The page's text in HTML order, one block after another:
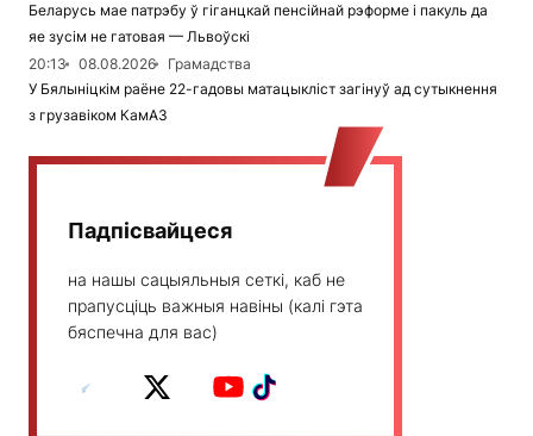
Беларусь мае патрэбу ў гіганцкай пенсійнай рэформе і пакуль да
яе зусім не гатовая — Львоўскі
20:13
08.08.2026
Грамадства
У Бялыніцкім раёне 22-гадовы матацыкліст загінуў ад сутыкнення
з грузавіком КамАЗ
Падпісвайцеся
на нашы сацыяльныя сеткі, каб не
прапусціць важныя навіны (калі гэта
бяспечна для вас)